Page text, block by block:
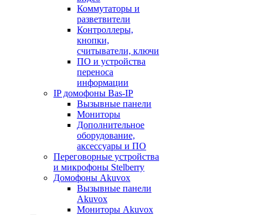
Коммутаторы и
разветвители
Контроллеры,
кнопки,
считыватели, ключи
ПО и устройства
переноса
информации
IP домофоны Bas-IP
Вызывные панели
Мониторы
Дополнительное
оборудование,
аксессуары и ПО
Переговорные устройства
и микрофоны Stelberry
Домофоны Akuvox
Вызывные панели
Akuvox
Мониторы Akuvox